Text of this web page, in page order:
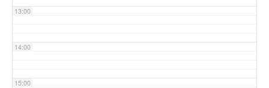
13:00
14:00
15:00